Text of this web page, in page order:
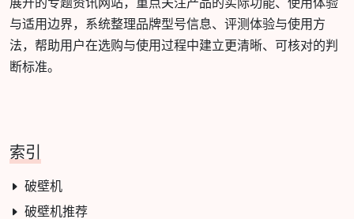
展开的专题资讯网站，重点关注产品的实际功能、使用体验
与适用边界，系统整理品牌型号信息、评测体验与使用方
法，帮助用户在选购与使用过程中建立更清晰、可核对的判
断标准。
索引
破壁机
破壁机推荐